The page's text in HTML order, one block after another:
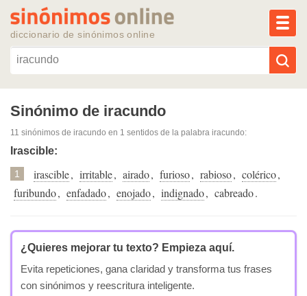
diccionario de sinónimos online
Reescribir texto con IA
Sinónimos populares
Temas populares
Sinónimo de iracundo
11 sinónimos de iracundo en 1 sentidos de la palabra iracundo:
Irascible:
1 irascible, irritable, airado, furioso, rabioso, colérico,
furibundo, enfadado, enojado, indignado, cabreado.
¿Quieres mejorar tu texto? Empieza aquí.
Evita repeticiones, gana claridad y transforma tus frases
con sinónimos y reescritura inteligente.